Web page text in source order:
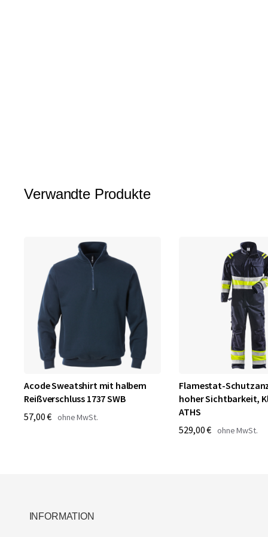
Verwandte Produkte
Acode Sweatshirt mit halbem
Reißverschluss 1737 SWB
57,00 €
Flamestat-
hoher Sichtbarkeit,
ATHS
529,00 €
INFORMATION